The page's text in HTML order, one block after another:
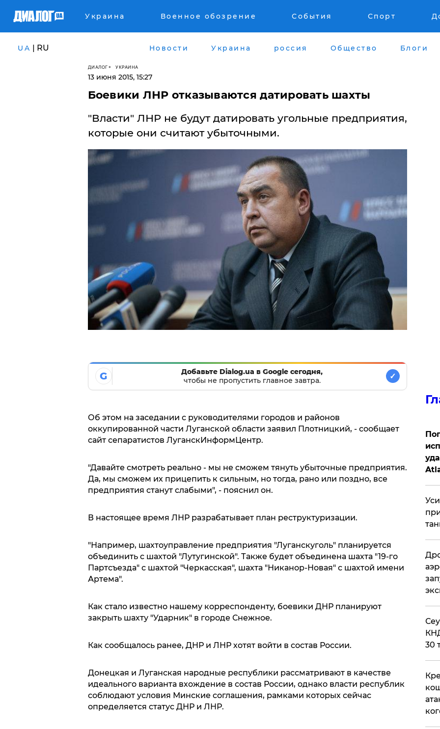
Украина Военное обозрение События Спорт
UA | RU Новости Украина россия Общество Блоги
ДИАЛОГ УКРАИНА
13 июня 2015, 15:27
Боевики ЛНР отказываются датировать шахты
"Власти" ЛНР не будут датировать угольные предприятия,
которые они считают убыточными.
G
Добавьте Dialog.ua в Google сегодня,
чтобы не пропустить главное завтра.
✓
Об этом на заседании с руководителями городов и районов
оккупированной части Луганской области заявил Плотницкий, - сообщает
сайт сепаратистов ЛуганскИнформЦентр.
"Давайте смотреть реально - мы не сможем тянуть убыточные предприятия.
Да, мы сможем их прицепить к сильным, но тогда, рано или поздно, все
предприятия станут слабыми", - пояснил он.
В настоящее время ЛНР разрабатывает план реструктуризации.
"Например, шахтоуправление предприятия "Луганскуголь" планируется
объединить с шахтой "Лутугинской". Также будет объединена шахта "19-го
Партсъезда" с шахтой "Черкасская", шахта "Никанор-Новая" с шахтой имени
Артема".
Как стало известно нашему корреспонденту, боевики ДНР планируют
закрыть шахту "Ударник" в городе Снежное.
Как сообщалось ранее, ДНР и ЛНР хотят войти в состав России.
Донецкая и Луганская народные республики рассматривают в качестве
идеального варианта вхождение в состав России, однако власти республик
соблюдают условия Минские соглашения, рамками которых сейчас
определяется статус ДНР и ЛНР.
30